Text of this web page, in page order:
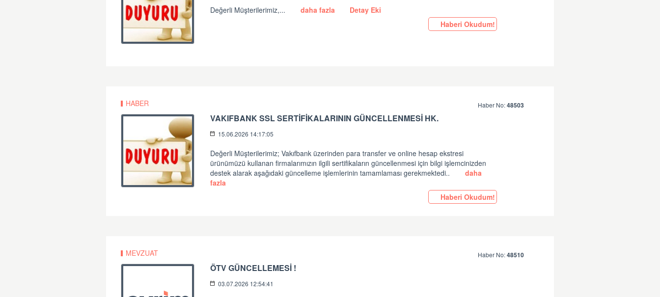
Değerli Müşterilerimiz,... daha fazla
Detay Eki
Haberi Okudum!
HABER Haber No:48503
VAKIFBANK SSL SERTİFİKALARININ GÜNCELLENMESİ HK.
15.06.2026 14:17:05
Değerli Müşterilerimiz; Vakıfbank üzerinden para transfer ve online hesap ekstresi
ürünümüzü kullanan firmalarımızın ilgili sertifikaların güncellenmesi için bilgi işlemcinizden
destek alarak aşağıdaki güncelleme işlemlerinin tamamlaması gerekmektedi..
daha
fazla
Haberi Okudum!
MEVZUAT Haber No:48510
ÖTV GÜNCELLEMESİ !
03.07.2026 12:54:41